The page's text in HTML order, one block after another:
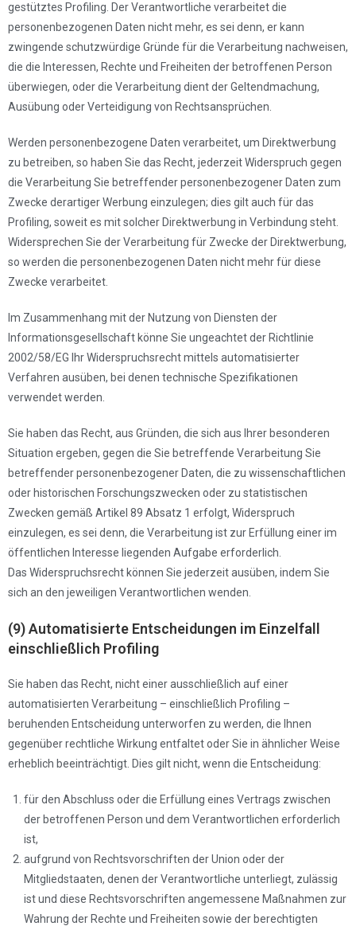
gestütztes Profiling. Der Verantwortliche verarbeitet die
personenbezogenen Daten nicht mehr, es sei denn, er kann
zwingende schutzwürdige Gründe für die Verarbeitung nachweisen,
die die Interessen, Rechte und Freiheiten der betroffenen Person
überwiegen, oder die Verarbeitung dient der Geltendmachung,
Ausübung oder Verteidigung von Rechtsansprüchen.
Werden personenbezogene Daten verarbeitet, um Direktwerbung
zu betreiben, so haben Sie das Recht, jederzeit Widerspruch gegen
die Verarbeitung Sie betreffender personenbezogener Daten zum
Zwecke derartiger Werbung einzulegen; dies gilt auch für das
Profiling, soweit es mit solcher Direktwerbung in Verbindung steht.
Widersprechen Sie der Verarbeitung für Zwecke der Direktwerbung,
so werden die personenbezogenen Daten nicht mehr für diese
Zwecke verarbeitet.
Im Zusammenhang mit der Nutzung von Diensten der
Informationsgesellschaft könne Sie ungeachtet der Richtlinie
2002/58/EG Ihr Widerspruchsrecht mittels automatisierter
Verfahren ausüben, bei denen technische Spezifikationen
verwendet werden.
Sie haben das Recht, aus Gründen, die sich aus Ihrer besonderen
Situation ergeben, gegen die Sie betreffende Verarbeitung Sie
betreffender personenbezogener Daten, die zu wissenschaftlichen
oder historischen Forschungszwecken oder zu statistischen
Zwecken gemäß Artikel 89 Absatz 1 erfolgt, Widerspruch
einzulegen, es sei denn, die Verarbeitung ist zur Erfüllung einer im
öffentlichen Interesse liegenden Aufgabe erforderlich.
Das Widerspruchsrecht können Sie jederzeit ausüben, indem Sie
sich an den jeweiligen Verantwortlichen wenden.
(9) Automatisierte Entscheidungen im Einzelfall
einschließlich Profiling
Sie haben das Recht, nicht einer ausschließlich auf einer
automatisierten Verarbeitung – einschließlich Profiling –
beruhenden Entscheidung unterworfen zu werden, die Ihnen
gegenüber rechtliche Wirkung entfaltet oder Sie in ähnlicher Weise
erheblich beeinträchtigt. Dies gilt nicht, wenn die Entscheidung:
für den Abschluss oder die Erfüllung eines Vertrags zwischen
der betroffenen Person und dem Verantwortlichen erforderlich
ist,
aufgrund von Rechtsvorschriften der Union oder der
Mitgliedstaaten, denen der Verantwortliche unterliegt, zulässig
ist und diese Rechtsvorschriften angemessene Maßnahmen zur
Wahrung der Rechte und Freiheiten sowie der berechtigten